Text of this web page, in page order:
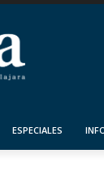
ESPECIALES